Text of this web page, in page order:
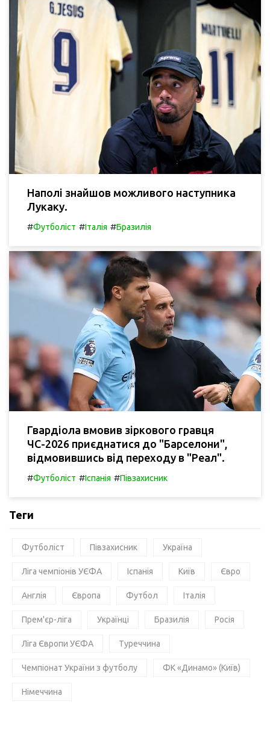
Наполі знайшов можливого наступника
Лукаку.
#Футболіст #Італія #Бразилія
Гвардіола вмовив зіркового гравця
ЧС-2026 приєднатися до "Барселони",
відмовившись від переходу в "Реал".
#Футболіст #Іспанія #Півзахисник
Теги
Футболіст Півзахисник Україна
Ліга чемпіонів УЄФА Іспанія Київ Євро
Англія Європа Футбол Італія
Прем'єр-ліга Українці Бразилія Росія
Ліга Європи УЄФА Туреччина
Чемпіонат України з футболу ФК «Динамо» (Київ)
Німеччина